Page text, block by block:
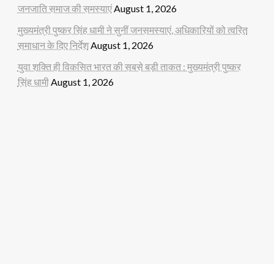
जनजाति समाज की समस्याएंAugust 1, 2026
मुख्यमंत्री पुष्कर सिंह धामी ने सुनीं जनसमस्याएं, अधिकारियों को त्वरित
समाधान के दिए निर्देशAugust 1, 2026
युवा शक्ति ही विकसित भारत की सबसे बड़ी ताकत : मुख्यमंत्री पुष्कर
सिंह धामीAugust 1, 2026